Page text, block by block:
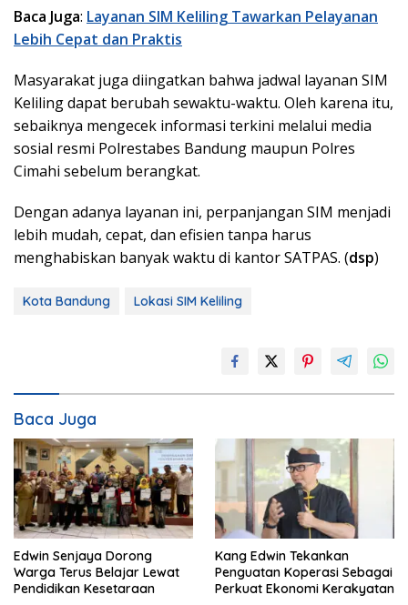
Baca Juga: Layanan SIM Keliling Tawarkan Pelayanan
Lebih Cepat dan Praktis
Masyarakat juga diingatkan bahwa jadwal layanan SIM
Keliling dapat berubah sewaktu-waktu. Oleh karena itu,
sebaiknya mengecek informasi terkini melalui media
sosial resmi Polrestabes Bandung maupun Polres
Cimahi sebelum berangkat.
Dengan adanya layanan ini, perpanjangan SIM menjadi
lebih mudah, cepat, dan efisien tanpa harus
menghabiskan banyak waktu di kantor SATPAS. (dsp)
Kota Bandung Lokasi SIM Keliling
Baca Juga
Edwin Senjaya Dorong
Warga Terus Belajar Lewat
Pendidikan Kesetaraan
Kang Edwin Tekankan
Penguatan Koperasi Sebagai
Perkuat Ekonomi Kerakyatan